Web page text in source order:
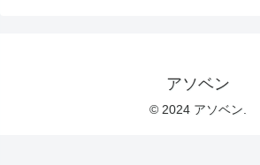
アソベン
© 2024 アソベン.